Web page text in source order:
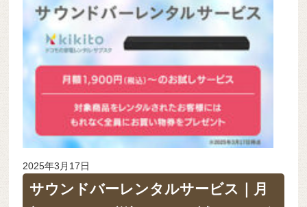
2025年3月17日
サウンドバーレンタルサービス｜月